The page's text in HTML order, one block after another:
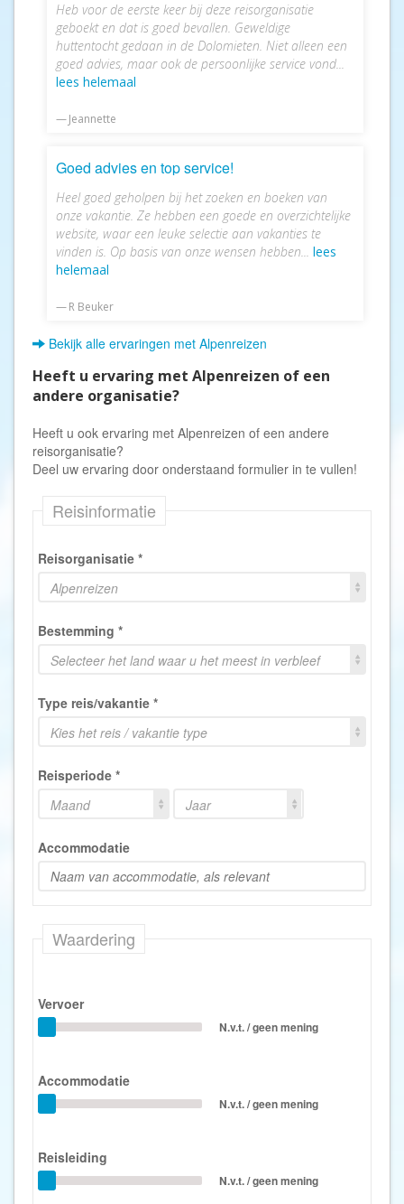
Heb voor de eerste keer bij deze reisorganisatie
geboekt en dat is goed bevallen. Geweldige
huttentocht gedaan in de Dolomieten. Niet alleen een
goed advies, maar ook de persoonlijke service vond...
lees helemaal
Jeannette
Goed advies en top service!
Heel goed geholpen bij het zoeken en boeken van
onze vakantie. Ze hebben een goede en overzichtelijke
website, waar een leuke selectie aan vakanties te
vinden is. Op basis van onze wensen hebben... lees
helemaal
R Beuker
Bekijk alle ervaringen met Alpenreizen
Heeft u ervaring met Alpenreizen of een
andere organisatie?
Heeft u ook ervaring met Alpenreizen of een andere
reisorganisatie?
Deel uw ervaring door onderstaand formulier in te vullen!
Reisinformatie
Reisorganisatie *
Alpenreizen
Bestemming *
Selecteer het land waar u het meest in verbleef
Type reis/vakantie *
Kies het reis / vakantie type
Reisperiode *
Maand
Jaar
Accommodatie
Waardering
Vervoer
N.v.t. / geen mening
Accommodatie
N.v.t. / geen mening
Reisleiding
N.v.t. / geen mening